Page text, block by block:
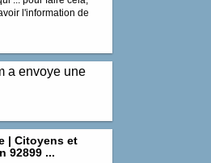
l'information de
| Citoyens et
92899 ...